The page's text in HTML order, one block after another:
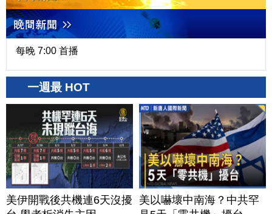
每晚 7:00 首播
一週最 HOT
美伊開戰後共機連6天沒擾
美以嚇壞中南海？中共罕